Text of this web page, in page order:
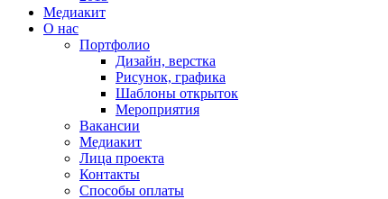
Медиакит
О нас
Портфолио
Дизайн, верстка
Рисунок, графика
Шаблоны открыток
Мероприятия
Вакансии
Медиакит
Лица проекта
Контакты
Способы оплаты